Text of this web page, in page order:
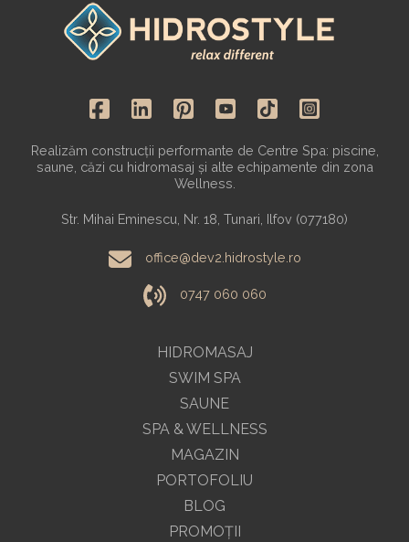
HIDROMASAJ
SWIM SPA
SAUNE
SPA & WELLNESS
MAGAZIN
Realizăm construcții performante de Centre Spa: piscine,
saune, căzi cu hidromasaj și alte echipamente din zona
Wellness.
Str. Mihai Eminescu, Nr. 18, Tunari, Ilfov (077180)
office@dev2.hidrostyle.ro
0747 060 060
PORTOFOLIU
BLOG
PROMOŢII